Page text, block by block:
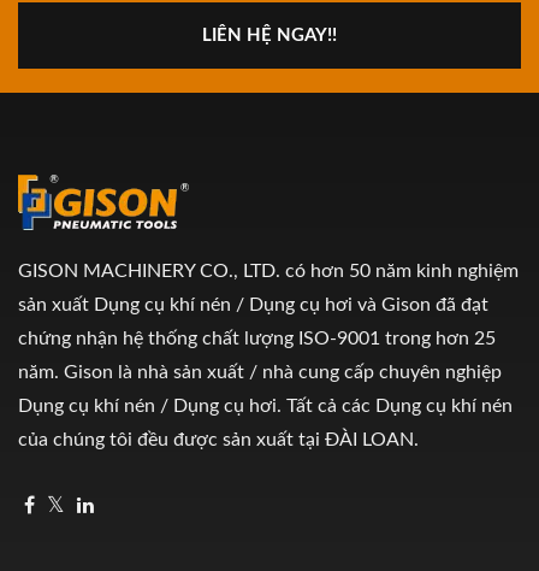
LIÊN HỆ NGAY!!
GISON MACHINERY CO., LTD. có hơn 50 năm kinh nghiệm
sản xuất Dụng cụ khí nén / Dụng cụ hơi và Gison đã đạt
chứng nhận hệ thống chất lượng ISO-9001 trong hơn 25
năm. Gison là nhà sản xuất / nhà cung cấp chuyên nghiệp
Dụng cụ khí nén / Dụng cụ hơi. Tất cả các Dụng cụ khí nén
của chúng tôi đều được sản xuất tại ĐÀI LOAN.